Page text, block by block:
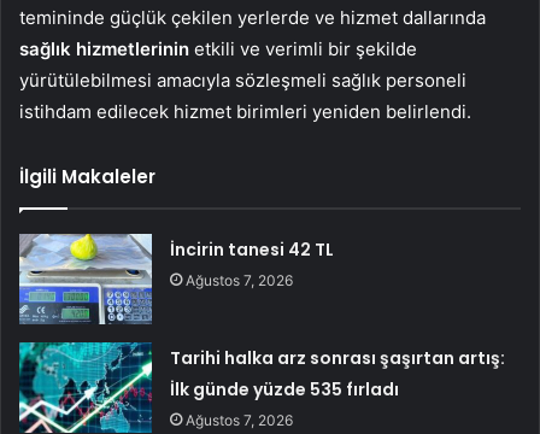
temininde güçlük çekilen yerlerde ve hizmet dallarında
sağlık hizmetlerinin etkili ve verimli bir şekilde
yürütülebilmesi amacıyla sözleşmeli sağlık personeli
istihdam edilecek hizmet birimleri yeniden belirlendi.
İlgili Makaleler
İncirin tanesi 42 TL
Ağustos 7, 2026
Tarihi halka arz sonrası şaşırtan artış:
İlk günde yüzde 535 fırladı
Ağustos 7, 2026